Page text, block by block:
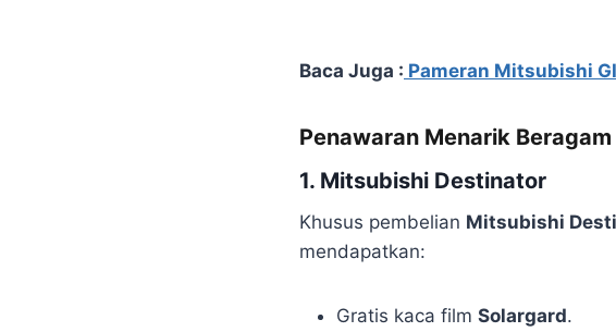
Baca Juga : Pameran Mitsubishi
Penawaran Menarik
1. Mitsubishi Destinator
Khusus pembelian Mitsubishi
mendapatkan:
Gratis kaca film Solargard.